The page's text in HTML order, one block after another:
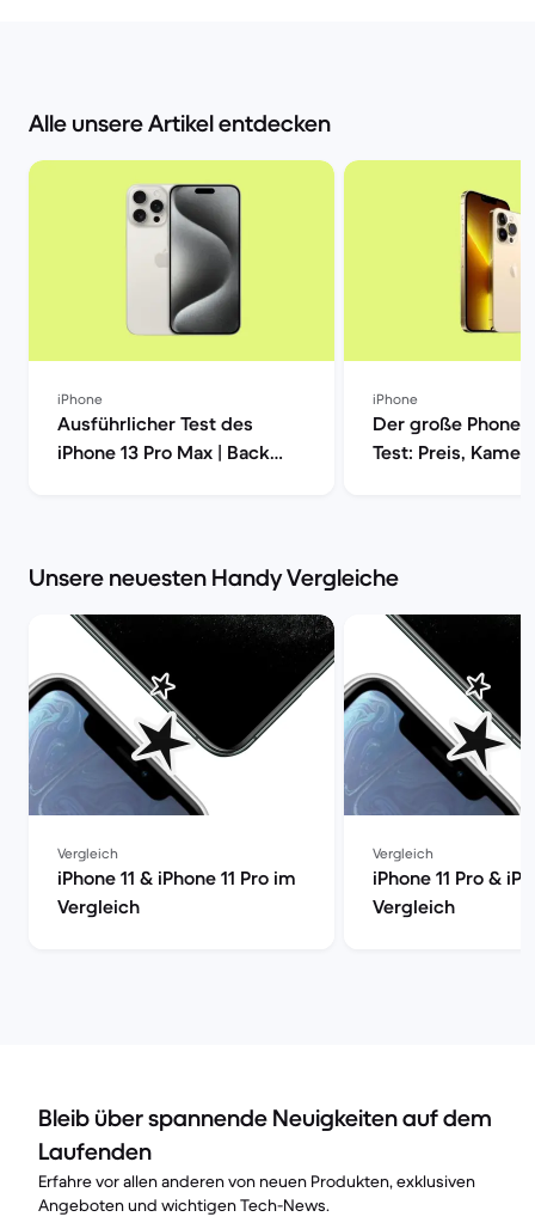
Alle unsere Artikel entdecken
iPhone
Ausführlicher Test des
iPhone 13 Pro Max | Back
iPhone
Der große Phone
Test: Preis,
Unsere neuesten Handy Vergleiche
Vergleich
iPhone 11 & iPhone 11 Pro im
Vergleich
Vergleich
iPhone 11 Pro &
Vergleich
Bleib über spannende Neuigkeiten auf dem
Laufenden
Erfahre vor allen anderen von neuen Produkten, exklusiven
Angeboten und wichtigen Tech-News.